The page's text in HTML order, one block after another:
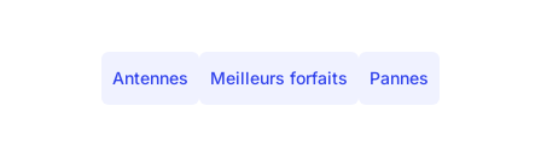
Antennes Meilleurs forfaits Pannes